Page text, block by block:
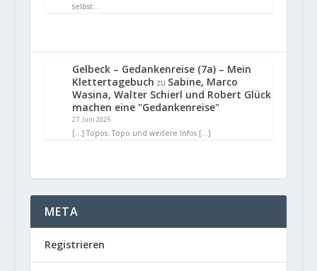
selbst…
Gelbeck – Gedankenreise (7a) – Mein
Klettertagebuch zu Sabine, Marco
Wasina, Walter Schierl und Robert Glück
machen eine "Gedankenreise"
27. Juni 2025
[…] Topos: Topo und weitere Infos […]
META
Registrieren